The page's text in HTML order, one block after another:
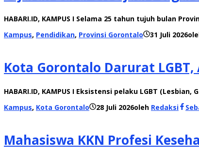
HABARI.ID, KAMPUS I Selama 25 tahun tujuh bulan
Kampus, Pendidikan, Provinsi Gorontalo 31 Juli 2026
Kota Gorontalo Darurat LGBT,
HABARI.ID, KAMPUS I Eksistensi pelaku LGBT
Kampus, Kota Gorontalo 28 Juli 2026oleh Redaksi
Mahasiswa KKN Profesi